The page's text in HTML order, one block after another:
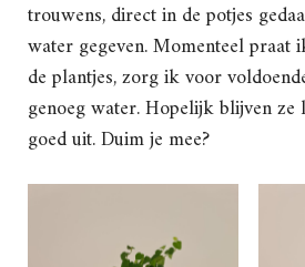
trouwens, direct in de potjes
water gegeven. Momenteel praat
de plantjes, zorg ik voor
genoeg water. Hopelijk blijven ze
goed uit. Duim je mee?